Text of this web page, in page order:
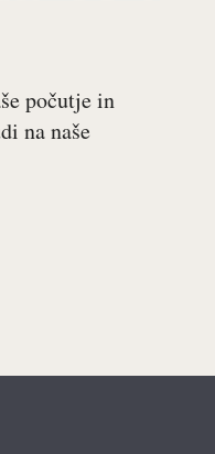
počutje in
na naše